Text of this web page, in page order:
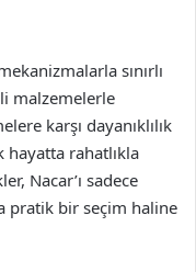
sınırlı
malzemelerle
karşı dayanıklılık
rahatlıkla
Nacar’ı sadece
pratik bir seçim haline